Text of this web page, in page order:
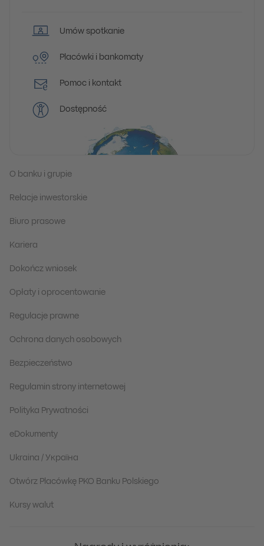
Umów spotkanie
Placówki i bankomaty
Pomoc i kontakt
Dostępność
O banku i grupie
Relacje inwestorskie
Biuro prasowe
Kariera
Dokończ wniosek
Opłaty i oprocentowanie
Regulacje prawne
Ochrona danych osobowych
Bezpieczeństwo
Regulamin strony internetowej
Polityka Prywatności
eDokumenty
Ukraina / Україна
Otwórz Placówkę PKO Banku Polskiego
Kursy walut